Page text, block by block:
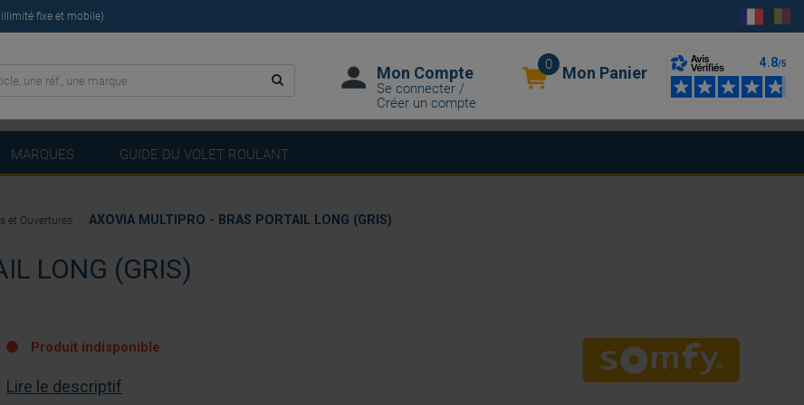
fixe et mobile)
Mon Compte
Se connecter /
Créer un compte
0 Mon Panier
MARQUES GUIDE DU VOLET ROULANT
LONG (GRIS)
Produit indisponible
Lire le descriptif
et Ouvertures AXOVIA MULTIPRO - BRAS PORTAIL LONG (GRIS)